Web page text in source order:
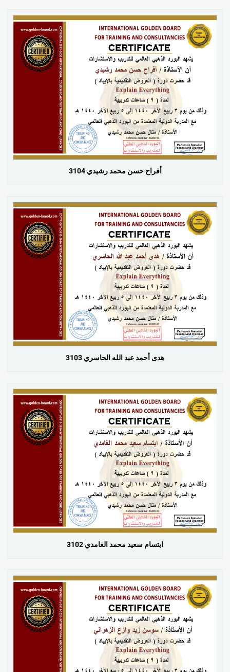
أفراح حسن محمد رشيدي 3104
هدى أحمد عبد الله الحاسري 3103
ابتسام سعيد محمد الغامدي 3102